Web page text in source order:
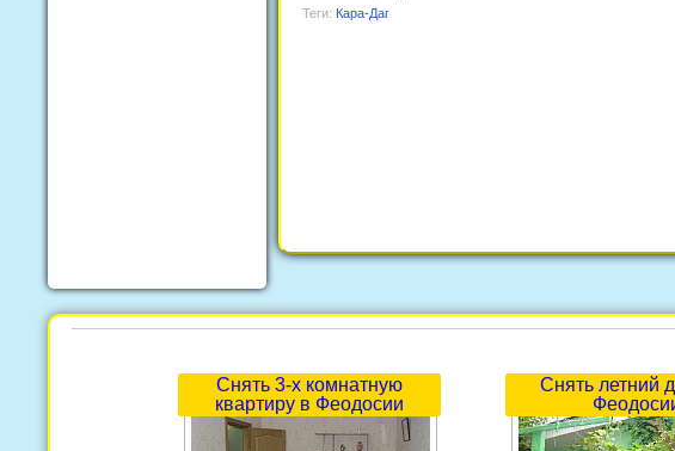
Теги: Кара-Даг
Снять 3-х комнатную
квартиру в Феодосии
Снять летний